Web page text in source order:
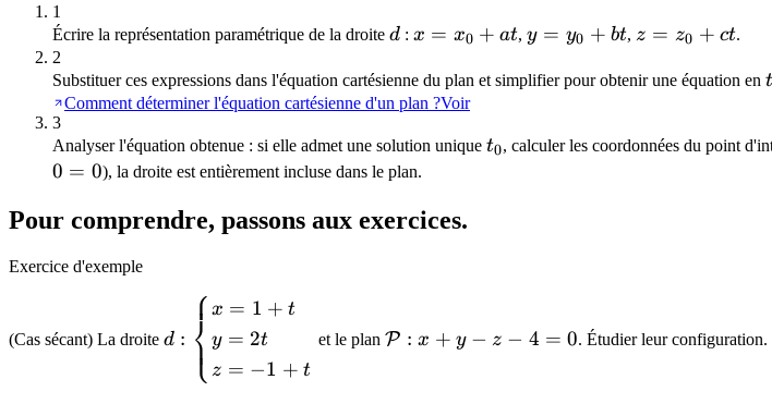
1
Écrire la représentation paramétrique de la droite d
d : x =
+
at
x = x0 + at,y =
+
y = y0 + bt, z =
+
z = z0 + ct.
2
Substituer ces expressions dans l'équation cartésienne du plan et simplifier pour obtenir une équation en t
t
Comment déterminer l'équation cartésienne d'un plan ?Voir
3
Analyser l'équation obtenue : si elle admet une solution unique t_0
t0, calculer les coordonnées du point
0 = 0), la droite est entièrement incluse dans le plan.
Pour comprendre, passons aux exercices.
Exercice d'exemple
(Cas sécant) La droite \begin{cases}
x = 1 + t \\
y = 2t \\ z =
d : ⎩
⎨⎧ x = 1 + t
y = 2t
z = −1 + t
et le plan: x + y - z - 4
P : x + y − z − 4 = 0. Étudier leur configuration.